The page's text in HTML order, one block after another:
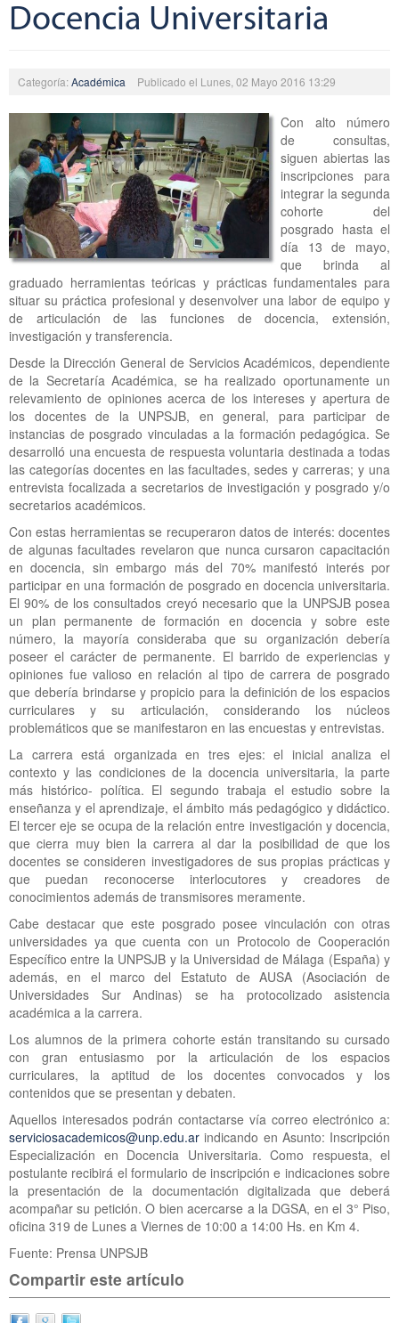
Docencia Universitaria
Categoría:Académica Publicado el Lunes, 02 Mayo 2016 13:29
Con alto número
de consultas,
siguen abiertas las
inscripciones para
integrar la segunda
cohorte del
posgrado hasta el
día 13 de mayo,
que brinda al
graduado herramientas teóricas y prácticas fundamentales para
situar su práctica profesional y desenvolver una labor de equipo y
de articulación de las funciones de docencia, extensión,
investigación y transferencia.
Desde la Dirección General de Servicios Académicos, dependiente
de la Secretaría Académica, se ha realizado oportunamente un
relevamiento de opiniones acerca de los intereses y apertura de
los docentes de la UNPSJB, en general, para participar de
instancias de posgrado vinculadas a la formación pedagógica. Se
desarrolló una encuesta de respuesta voluntaria destinada a todas
las categorías docentes en las facultades, sedes y carreras; y una
entrevista focalizada a secretarios de investigación y posgrado y/o
secretarios académicos.
Con estas herramientas se recuperaron datos de interés: docentes
de algunas facultades revelaron que nunca cursaron capacitación
en docencia, sin embargo más del 70% manifestó interés por
participar en una formación de posgrado en docencia universitaria.
El 90% de los consultados creyó necesario que la UNPSJB posea
un plan permanente de formación en docencia y sobre este
número, la mayoría consideraba que su organización debería
poseer el carácter de permanente. El barrido de experiencias y
opiniones fue valioso en relación al tipo de carrera de posgrado
que debería brindarse y propicio para la definición de los espacios
curriculares y su articulación, considerando los núcleos
problemáticos que se manifestaron en las encuestas y entrevistas.
La carrera está organizada en tres ejes: el inicial analiza el
contexto y las condiciones de la docencia universitaria, la parte
más histórico- política. El segundo trabaja el estudio sobre la
enseñanza y el aprendizaje, el ámbito más pedagógico y didáctico.
El tercer eje se ocupa de la relación entre investigación y docencia,
que cierra muy bien la carrera al dar la posibilidad de que los
docentes se consideren investigadores de sus propias prácticas y
que puedan reconocerse interlocutores y creadores de
conocimientos además de transmisores meramente.
Cabe destacar que este posgrado posee vinculación con otras
universidades ya que cuenta con un Protocolo de Cooperación
Específico entre la UNPSJB y la Universidad de Málaga (España) y
además, en el marco del Estatuto de AUSA (Asociación de
Universidades Sur Andinas) se ha protocolizado asistencia
académica a la carrera.
Los alumnos de la primera cohorte están transitando su cursado
con gran entusiasmo por la articulación de los espacios
curriculares, la aptitud de los docentes convocados y los
contenidos que se presentan y debaten.
Aquellos interesados podrán contactarse vía correo electrónico a:
serviciosacademicos@unp.edu.ar indicando en Asunto: Inscripción
Especialización en Docencia Universitaria. Como respuesta, el
postulante recibirá el formulario de inscripción e indicaciones sobre
la presentación de la documentación digitalizada que deberá
acompañar su petición. O bien acercarse a la DGSA, en el 3° Piso,
oficina 319 de Lunes a Viernes de 10:00 a 14:00 Hs. en Km 4.
Fuente: Prensa UNPSJB
Compartir este artículo